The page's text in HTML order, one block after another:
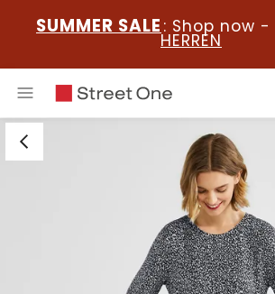
SUMMER SALE : Shop now -
HERREN